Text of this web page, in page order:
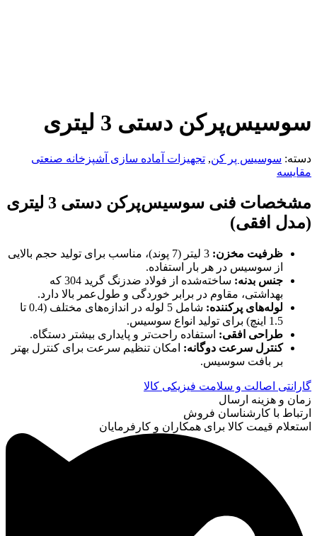
سوسیس‌پرکن دستی 3 لیتری
دسته: سوسیس پر کن, تجهیزات آماده سازی آشپزخانه صنعتی
مقایسه
مشخصات فنی سوسیس‌پرکن دستی 3 لیتری
(مدل افقی)
ظرفیت مخزن:
3 لیتر (7 پوند)، مناسب برای تولید حجم بالایی
از سوسیس در هر بار استفاده.
جنس بدنه:
ساخته‌شده از فولاد ضدزنگ گرید 304 که
بهداشتی، مقاوم در برابر خوردگی و طول‌عمر بالا دارد.
لوله‌های پرکننده:
شامل 5 لوله در اندازه‌های مختلف (0.4 تا
1.5 اینچ) برای تولید انواع سوسیس.
طراحی افقی: استفاده راحت‌تر و پایداری بیشتر دستگاه.
کنترل سرعت دوگانه: امکان تنظیم سرعت برای کنترل بهتر
بر بافت سوسیس.
گارانتی اصالت و سلامت فیزیکی کالا
زمان و هزینه ارسال
ارتباط با کارشناسان فروش
استعلام قیمت کالا برای همکاران و کارفرمایان